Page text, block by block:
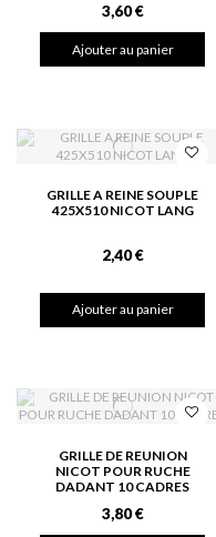
3,60 €
Ajouter au panier
GRILLE A REINE SOUPLE
425X510 NICOT LANG
2,40 €
Ajouter au panier
GRILLE DE REUNION
NICOT POUR RUCHE
DADANT 10 CADRES
3,80 €